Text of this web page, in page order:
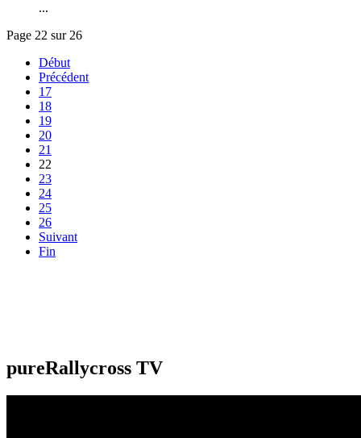
...
Page 22 sur 26
Début
Précédent
17
18
19
20
21
22
23
24
25
26
Suivant
Fin
pureRallycross TV